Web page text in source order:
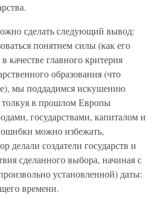
сделать следующий вывод:
понятием силы (как его
качестве главного критерия
образования (что
мы поддадимся искушению
толкуя в прошлом Европы
государствами, капиталом и
можно избежать,
делали создатели государств и
сделанного выбора, начиная с
установленной) даты:
времени.